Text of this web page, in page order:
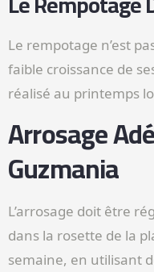
Le rempotage n’est
faible croissance de
réalisé au printemps
Arrosage
Guzmania
L’arrosage doit être
dans la rosette de la
semaine, en utilisant